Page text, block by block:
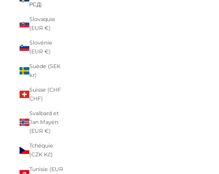
РСД)
Slovaquie
(EUR €)
Slovénie
(EUR €)
Suède (SEK
kr)
Suisse (CHF
CHF)
Svalbard et
Jan Mayen
(EUR €)
Tchéquie
(CZK Kč)
Tunisie (EUR